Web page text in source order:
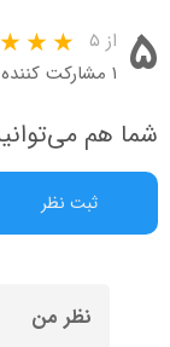
۵ از ۵
۱ مشارکت کننده
شما هم
ثبت نظر
نظر من